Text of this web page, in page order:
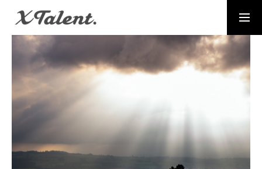
お問い合わせ
MESSAGE
代表メッセージ
PRESIDENT
代表紹介